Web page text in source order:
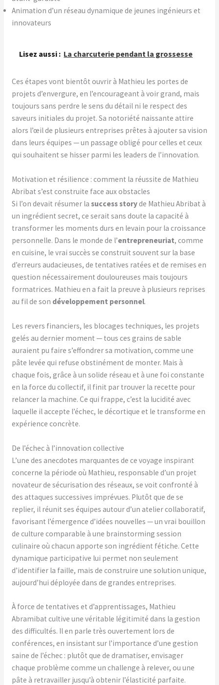
Animation d’un réseau dynamique de jeunes ingénieurs et
innovateurs
Lisez aussi : La charcuterie pendant la grossesse
Ces étapes vont bientôt ouvrir à Mathieu les portes de
projets d’envergure, en l’encourageant à voir grand, mais
toujours sans perdre le sens du détail ni le respect des
saveurs initiales du projet. Sa notoriété naissante attire
alors l’œil de plusieurs entreprises prêtes à ajouter sa vision
dans leurs équipes — un passage obligé pour celles et ceux
qui souhaitent se hisser parmi les leaders de l’innovation.
Motivation et résilience : comment la réussite de Mathieu
Abribat s’est construite face aux obstacles
Si l’on devait résumer la success storyde Mathieu Abribat à
un ingrédient secret, ce serait sans doute la capacité à
transformer les moments durs en levain pour la croissance
personnelle. Dans le monde de l’entrepreneuriat, comme
en cuisine, le vrai succès se construit souvent sur la base
d’erreurs audacieuses, de tentatives ratées et de remises en
question nécessairement douloureuses mais toujours
formatrices. Mathieu en a fait la preuve à plusieurs reprises
au fil de son développement personnel.
Les revers financiers, les blocages techniques, les projets
gelés au dernier moment — tous ces grains de sable
auraient pu faire s’effondrer sa motivation, comme une
pâte levée qui refuse obstinément de monter. Mais à
chaque fois, grâce à un solide réseau et à une foi constante
en la force du collectif, il finit par trouver la recette pour
relancer la machine. Ce qui frappe, c’est la lucidité avec
laquelle il accepte l’échec, le décortique et le transforme en
expérience concrète.
De l’échec à l’innovation collective
L’une des anecdotes marquantes de ce voyage inspirant
concerne la période où Mathieu, responsable d’un projet
novateur de sécurisation des réseaux, se voit confronté à
des attaques successives imprévues. Plutôt que de se
replier, il réunit ses équipes autour d’un atelier collaboratif,
favorisant l’émergence d’idées nouvelles — un vrai bouillon
de culture comparable à une brainstorming session
culinaire où chacun apporte son ingrédient fétiche. Cette
dynamique participative lui permet non seulement
d’identifier la faille, mais de construire une solution unique,
aujourd’hui déployée dans de grandes entreprises.
À force de tentatives et d’apprentissages, Mathieu
Abramibat cultive une véritable légitimité dans la gestion
des difficultés. Il en parle très ouvertement lors de
conférences, en insistant sur l’importance d’une gestion
saine de l’échec : plutôt que de dramatiser, envisager
chaque problème comme un challenge à relever, ou une
pâte à retravailler jusqu’à obtenir l’élasticité parfaite.